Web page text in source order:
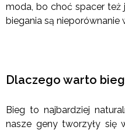
moda, bo choć spacer też
biegania są nieporównanie
Dlaczego warto
Bieg to najbardziej
nasze geny tworzyły się